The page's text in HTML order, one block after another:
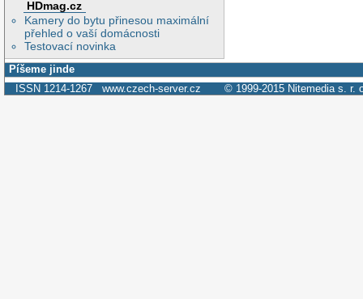
HDmag.cz
Kamery do bytu přinesou maximální
přehled o vaší domácnosti
Testovací novinka
Píšeme jinde
ISSN 1214-1267 www.czech-server.cz © 1999-2015 Nitemedia s. r.